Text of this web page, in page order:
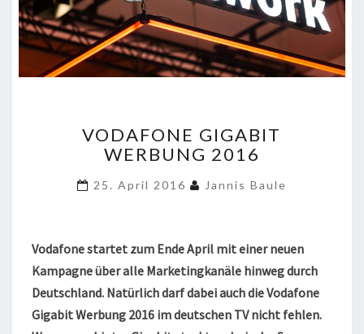
GIGABIT
WERBUNG
VODAFONE GIGABIT
WERBUNG 2016
25. April 2016 Jannis Baule
Vodafone startet zum Ende April mit einer neuen
Kampagne über alle Marketingkanäle hinweg durch
Deutschland. Natürlich darf dabei auch die Vodafone
Gigabit Werbung 2016 im deutschen TV nicht fehlen.